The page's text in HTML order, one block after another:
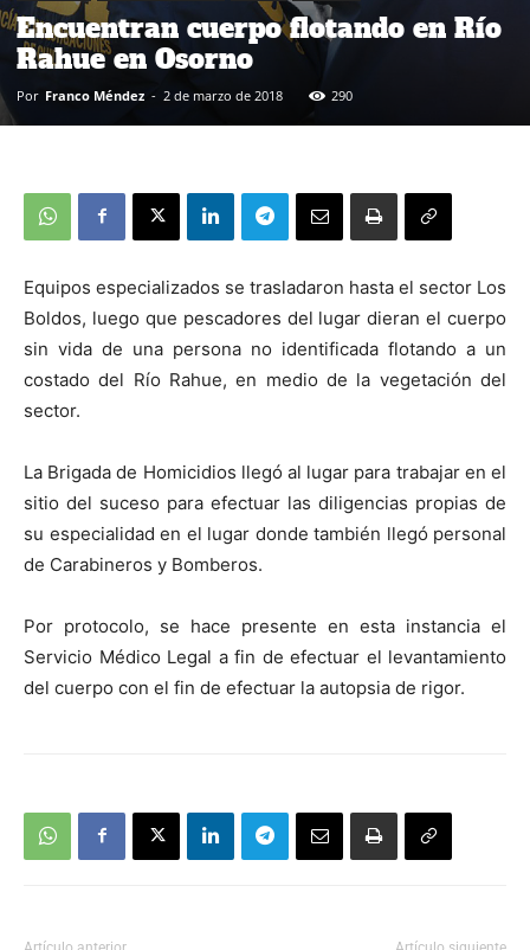
Encuentran cuerpo flotando en Río
Rahue en Osorno
Por Franco Méndez - 2 de marzo de 2018 290
Equipos especializados se trasladaron hasta el sector Los
Boldos, luego que pescadores del lugar dieran el cuerpo
sin vida de una persona no identificada flotando a un
costado del Río Rahue, en medio de la vegetación del
sector.
La Brigada de Homicidios llegó al lugar para trabajar en el
sitio del suceso para efectuar las diligencias propias de
su especialidad en el lugar donde también llegó personal
de Carabineros y Bomberos.
Por protocolo, se hace presente en esta instancia el
Servicio Médico Legal a fin de efectuar el levantamiento
del cuerpo con el fin de efectuar la autopsia de rigor.